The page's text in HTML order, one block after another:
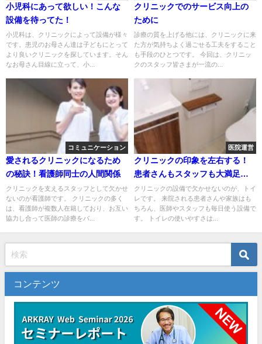
小児科にあって欲しい！こんな
設備を待ってた！
小児科は、クリニックによって設備が様々
です。患児のお母さん達は子どもにとって
より良いクリニックを探しています。そん
なお母さん目線に立って、小...
クリニックでのサービス向上の
ために
診療の質を上げる他には、クリニックに来
た方が気持ちよく過ごせる工夫をすること
も手段のひとつです。 今回は、クリニッ
クのスタッフ皆さまが一流の...
コミュニケーション
愛されるクリニックになるため
の秘訣！看護師同士の人間関係
クリニックを支えるスタッフとして欠かせ
ないのが看護師です。 クリニックの多く
は、看護師が複数人在籍しており、お互い
協力し合って医師の診療をバ...
医院運営
クリニックの印象を左右する！
患者さんもスタッフも大満足な
トイレ設備とは？
クリニックの設備で欠かせないのが、トイ
レです。 来院される患者さんや家族はも
ちろん、医師やスタッフも毎日使う設備で
す。 トイレの使いやすさは...
コンテンツ